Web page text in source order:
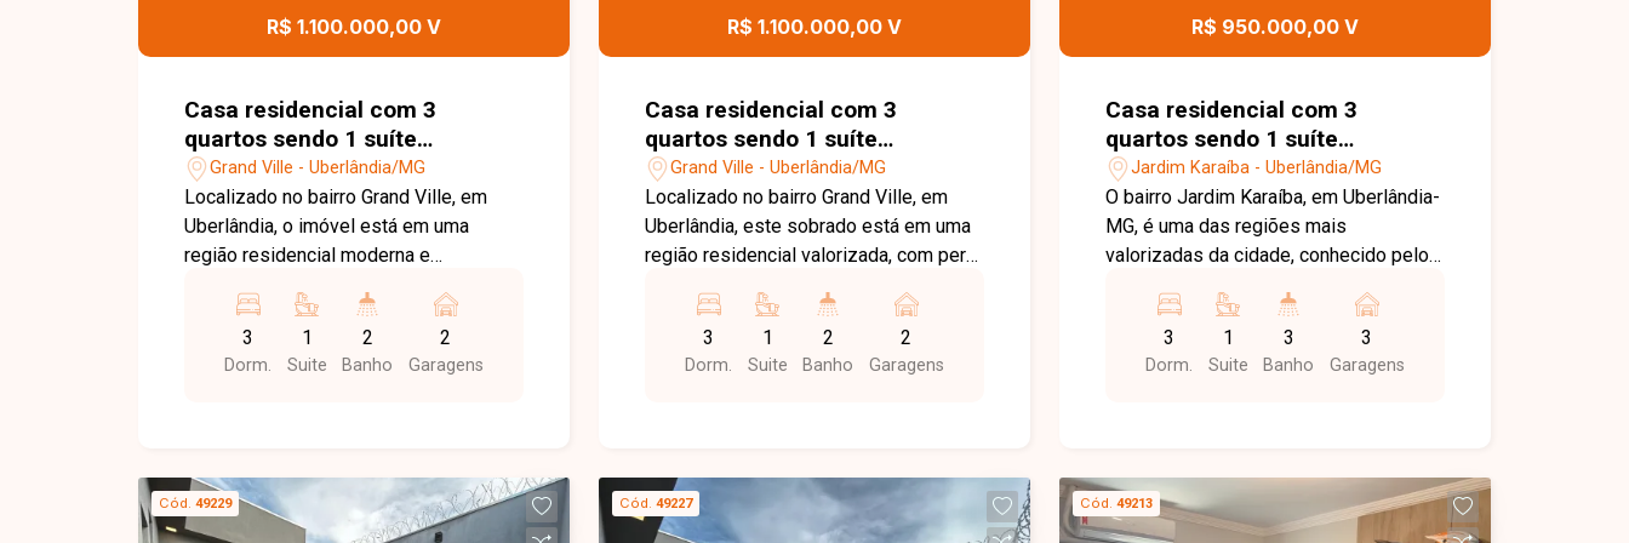
praticidade. Uma excelente opção para
ótima localização. Entre em contato
para mais informações.
R$ 1.100.000,00 V
Casa residencial com 3
quartos sendo 1 suíte
disponível para venda no bairro
Grand Ville em Uberlândia-MG
Grand Ville - Uberlândia/MG
Localizado no bairro Grand Ville, em
Uberlândia, o imóvel está em uma
região residencial moderna e
infraestrutura e fácil acesso a
comércios e principais vias da cidade,
ideal para quem busca conforto e
banheiro social, cozinha integrada, área
de serviço, 2 vagas de garagem, além
3
Dorm.
1
Suite
2
Banho
2
Garagens
R$ 1.100.000,00 V
Casa residencial com 3
quartos sendo 1 suíte
disponível para venda no bairro
Grand Ville em Uberlândia-MG
Grand Ville - Uberlândia/MG
Localizado no bairro Grand Ville, em
Uberlândia, este sobrado está em uma
região residencial valorizada, com perfil
comércios, serviços e vias importantes
da cidade, ideal para quem busca
conforto, sofisticação e qualidade de
cozinha integrada, área de serviço, área
gourmet com churrasqueira, 2 vagas de
3
Dorm.
1
Suite
2
Banho
2
Garagens
R$ 950.000,00 V
Casa residencial com 3
quartos sendo 1 suíte
disponível para venda no bairro
Jardim Karaíba em Uberlândia
- MG.
Jardim Karaíba - Uberlândia/MG
O bairro Jardim Karaíba, em Uberlândia-
MG, é uma das regiões mais
valorizadas da cidade, conhecido pelo
arborizadas, tranquilidade e fácil
acesso a importantes vias, além da
proximidade com comércios, serviços
espaço gourmet e churrasqueira,
edícula com 01 suíte, quintal amplo e
3
Dorm.
1
Suite
3
Banho
3
Garagens
Cód. 49229 Cód. 49227 Cód. 49213